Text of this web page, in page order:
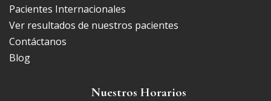
Pacientes Internacionales
Ver resultados de nuestros pacientes
Contáctanos
Blog
Nuestros Horarios